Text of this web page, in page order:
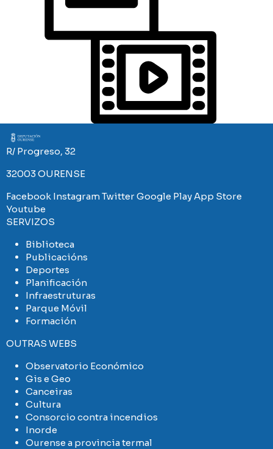
Imaxe
R/ Progreso, 32
32003 OURENSE
Facebook InstagramTwitterGoogle Play App Store
Youtube
SERVIZOS
Biblioteca
Publicacións
Deportes
Planificación
Infraestruturas
Parque Móvil
Formación
OUTRAS WEBS
Observatorio Económico
Gis e Geo
Canceiras
Cultura
Consorcio contra incendios
Inorde
Ourense a provincia termal